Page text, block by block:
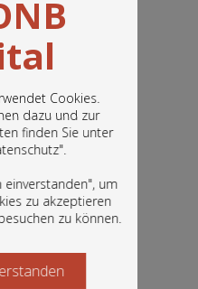
Cookies.
dazu und zur
finden Sie unter
".
einverstanden", um
zu akzeptieren
zu können.
Sie die digitalen
Fotografien,
mehr.
jetzt
der
Lehre